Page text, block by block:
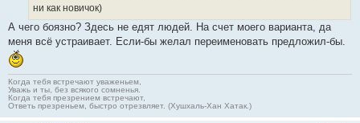
ни как новичок)
А чего боязно? Здесь не едят людей. На счет моего варианта, да
меня всё устраивает. Если-бы желал переименовать предложил-бы.
Когда тебя встречают уваженьем,
Уважь и ты, без всякого сомненья.
Когда тебя презрением встречают,
Ответь презреньем, быстро отрезвляет. (Хушхаль-Хан Хатак.)